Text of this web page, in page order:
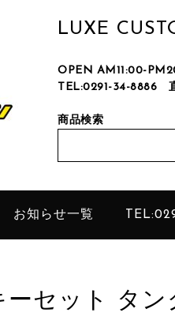
LUXE
OPEN AM11:00-
TEL:0291-34-8886
商品検索
只今
お知らせ一覧
ーセット タ